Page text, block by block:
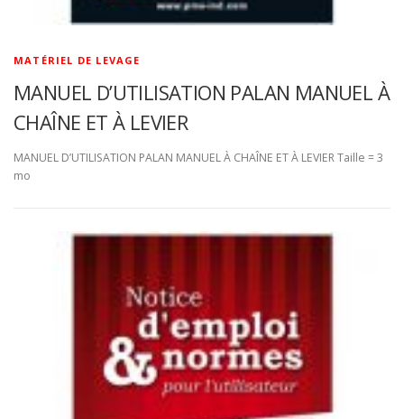
MATÉRIEL DE LEVAGE
MANUEL D’UTILISATION PALAN MANUEL À
CHAÎNE ET À LEVIER
MANUEL D’UTILISATION PALAN MANUEL À CHAÎNE ET À LEVIER Taille = 3
mo